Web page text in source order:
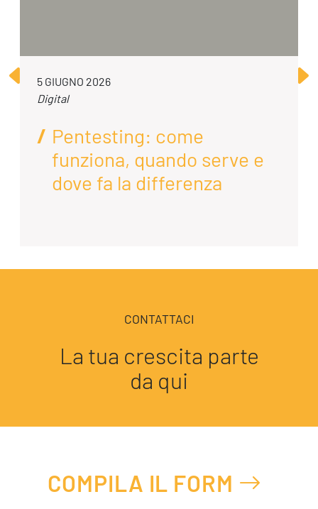
5 GIUGNO 2026
Digital
Pentesting: come
funziona, quando serve e
dove fa la differenza
CONTATTACI
La tua crescita parte
da qui
COMPILA IL FORM